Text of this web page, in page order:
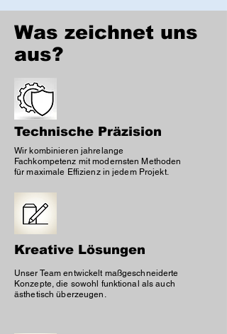
Was zeichnet uns
aus?
Technische Präzision
Wir kombinieren jahrelange
Fachkompetenz mit modernsten Methoden
für maximale Effizienz in jedem Projekt.
Kreative Lösungen
Unser Team entwickelt maßgeschneiderte
Konzepte, die sowohl funktional als auch
ästhetisch überzeugen.